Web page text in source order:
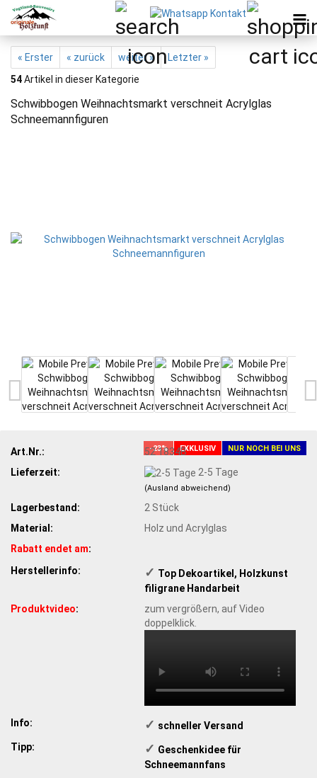
« Erster « zurück weiter »
Letzter »
54Artikel in dieser Kategorie
Schwibbogen Weihnachtsmarkt verschneit Acrylglas
Schneemannfiguren
-23% EXKLUSIV NUR NOCH BEI UNS
Art.Nr.:
52 1834B
Lieferzeit:
2-5 Tage
(Ausland abweichend)
Lagerbestand: 2 Stück
Material:
Holz und Acrylglas
Rabatt endet am:
Herstellerinfo:
✓ ​Top Dekoartikel, Holzkunst
filigrane Handarbeit
Produktvideo:
zum vergrößern, auf Video
doppelklick.
Info: ✓ ​schneller Versand
Tipp:
✓ ​Geschenkidee für
Schneemannfans